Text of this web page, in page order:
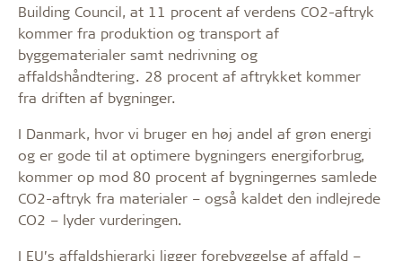
Building Council, at 11 procent af verdens CO2-aftryk
kommer fra produktion og transport af
byggematerialer samt nedrivning og
affaldshåndtering. 28 procent af aftrykket kommer
fra driften af bygninger.
I Danmark, hvor vi bruger en høj andel af grøn energi
og er gode til at optimere bygningers energiforbrug,
kommer op mod 80 procent af bygningernes samlede
CO2-aftryk fra materialer – også kaldet den indlejrede
CO2 – lyder vurderingen.
I EU’s affaldshierarki ligger forebyggelse af affald –